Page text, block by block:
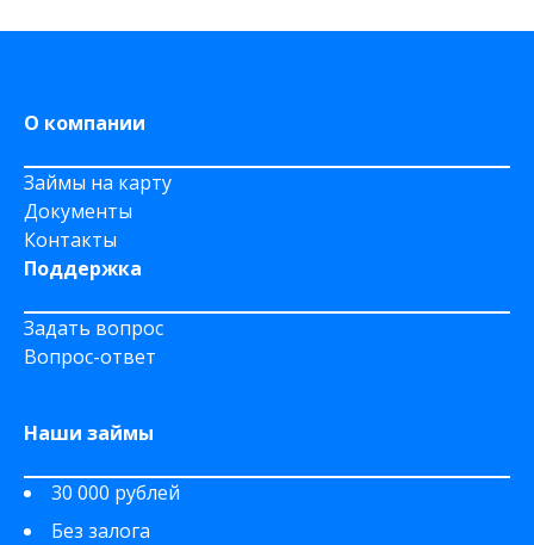
О компании
Займы на карту
Документы
Контакты
Поддержка
Задать вопрос
Вопрос-ответ
Наши займы
30 000 рублей
Без залога